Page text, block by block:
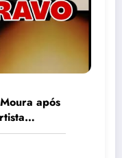
após